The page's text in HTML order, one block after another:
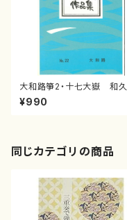
大和路箏2・十七大嶽 和久
¥990
同じカテゴリの商品